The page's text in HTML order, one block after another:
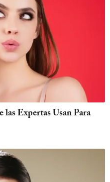
las Expertas Usan Para